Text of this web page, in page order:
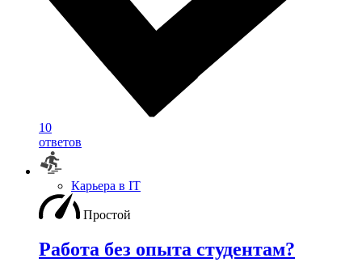
10
ответов
Карьера в IT
Простой
Работа без опыта студентам?